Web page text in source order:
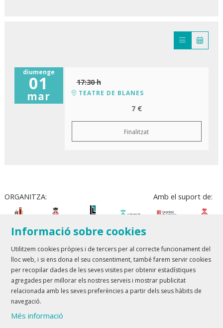
diumenge
01
mar
17:30 h
TEATRE DE BLANES
7 €
Finalitzat
ORGANITZA: Amb el suport de:
Teatre Lloret de Mar| T 972 361 835
Teatre de Blanes| T 972 358 473
Avís Legal Ús de Cookies Contactar
Link a youtube
Link a twitter
Informació sobre cookies
Utilitzem cookies pròpies i de tercers per al correcte funcionament del
lloc web, i si ens dona el seu consentiment, també farem servir cookies
per recopilar dades de les seves visites per obtenir estadístiques
agregades per millorar els nostres serveis i mostrar publicitat
relacionada amb les seves preferències a partir dels seus hàbits de
navegació.
Més informació